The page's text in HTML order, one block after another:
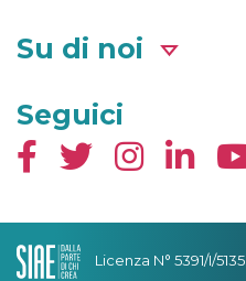
Su di noi
Seguici
Licenza N° 5391/I/5135